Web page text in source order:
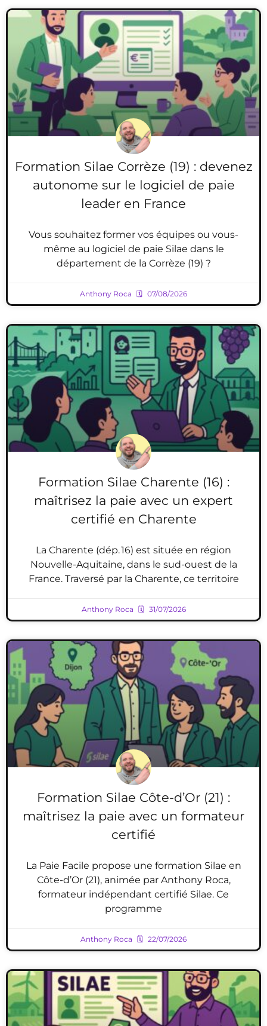
Formation Silae Corrèze (19) : devenez
autonome sur le logiciel de paie
leader en France
Vous souhaitez former vos équipes ou vous-
même au logiciel de paie Silae dans le
département de la Corrèze (19) ?
Anthony Roca 07/08/2026
Formation Silae Charente (16) :
maîtrisez la paie avec un expert
certifié en Charente
La Charente (dép. 16) est située en région
Nouvelle-Aquitaine, dans le sud-ouest de la
France. Traversé par la Charente, ce territoire
Anthony Roca 31/07/2026
Formation Silae Côte-d’Or (21) :
maîtrisez la paie avec un formateur
certifié
La Paie Facile propose une formation Silae en
Côte-d’Or (21), animée par Anthony Roca,
formateur indépendant certifié Silae. Ce
programme
Anthony Roca 22/07/2026